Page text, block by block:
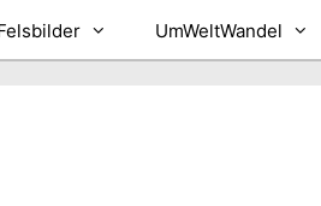
UmWeltWandel